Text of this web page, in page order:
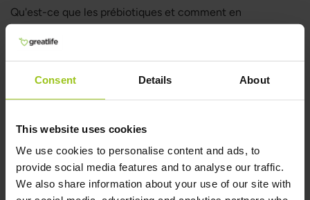
Consent Details About
This website uses cookies
We use cookies to personalise content and ads, to
provide social media features and to analyse our traffic.
We also share information about your use of our site with
Qu'est-ce que les prébiotiques et comment en
prébiotiques et probiotiques ?
LIRE LA SUITE